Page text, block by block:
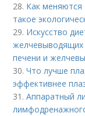
28. Как
такое
29. Искусство
желчевыводящих
печени и
30.Что лучше
эффективнее
31.Аппаратный